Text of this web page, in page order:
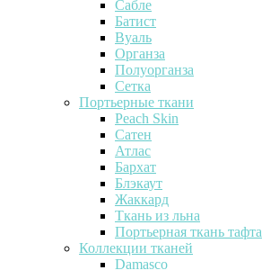
Сабле
Батист
Вуаль
Органза
Полуорганза
Сетка
Портьерные ткани
Peach Skin
Сатен
Атлас
Бархат
Блэкаут
Жаккард
Ткань из льна
Портьерная ткань тафта
Коллекции тканей
Damasco